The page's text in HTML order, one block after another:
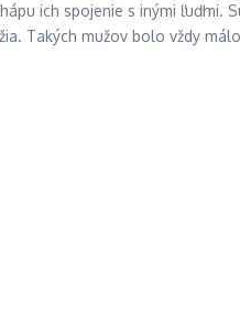
ich spojenie s inými
Takých mužov bolo vždy